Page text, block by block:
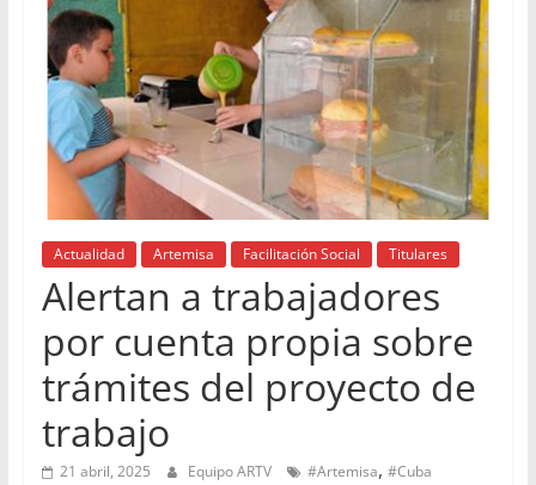
Actualidad Artemisa Facilitación Social Titulares
Alertan a trabajadores
por cuenta propia sobre
trámites del proyecto de
trabajo
21 abril, 2025 Equipo ARTV #Artemisa, #Cuba